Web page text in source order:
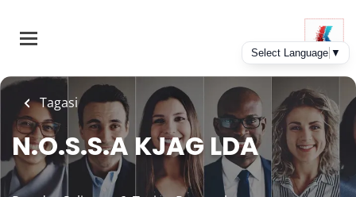
main
Tagasi
N.O.S.S.A KJAG LDA